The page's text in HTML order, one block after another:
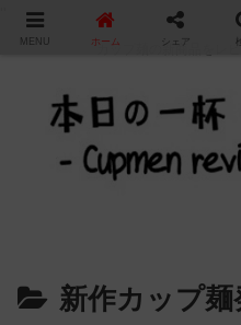
カップ麺の新商品をレ
新作カップ麺
MENU ホーム シェア